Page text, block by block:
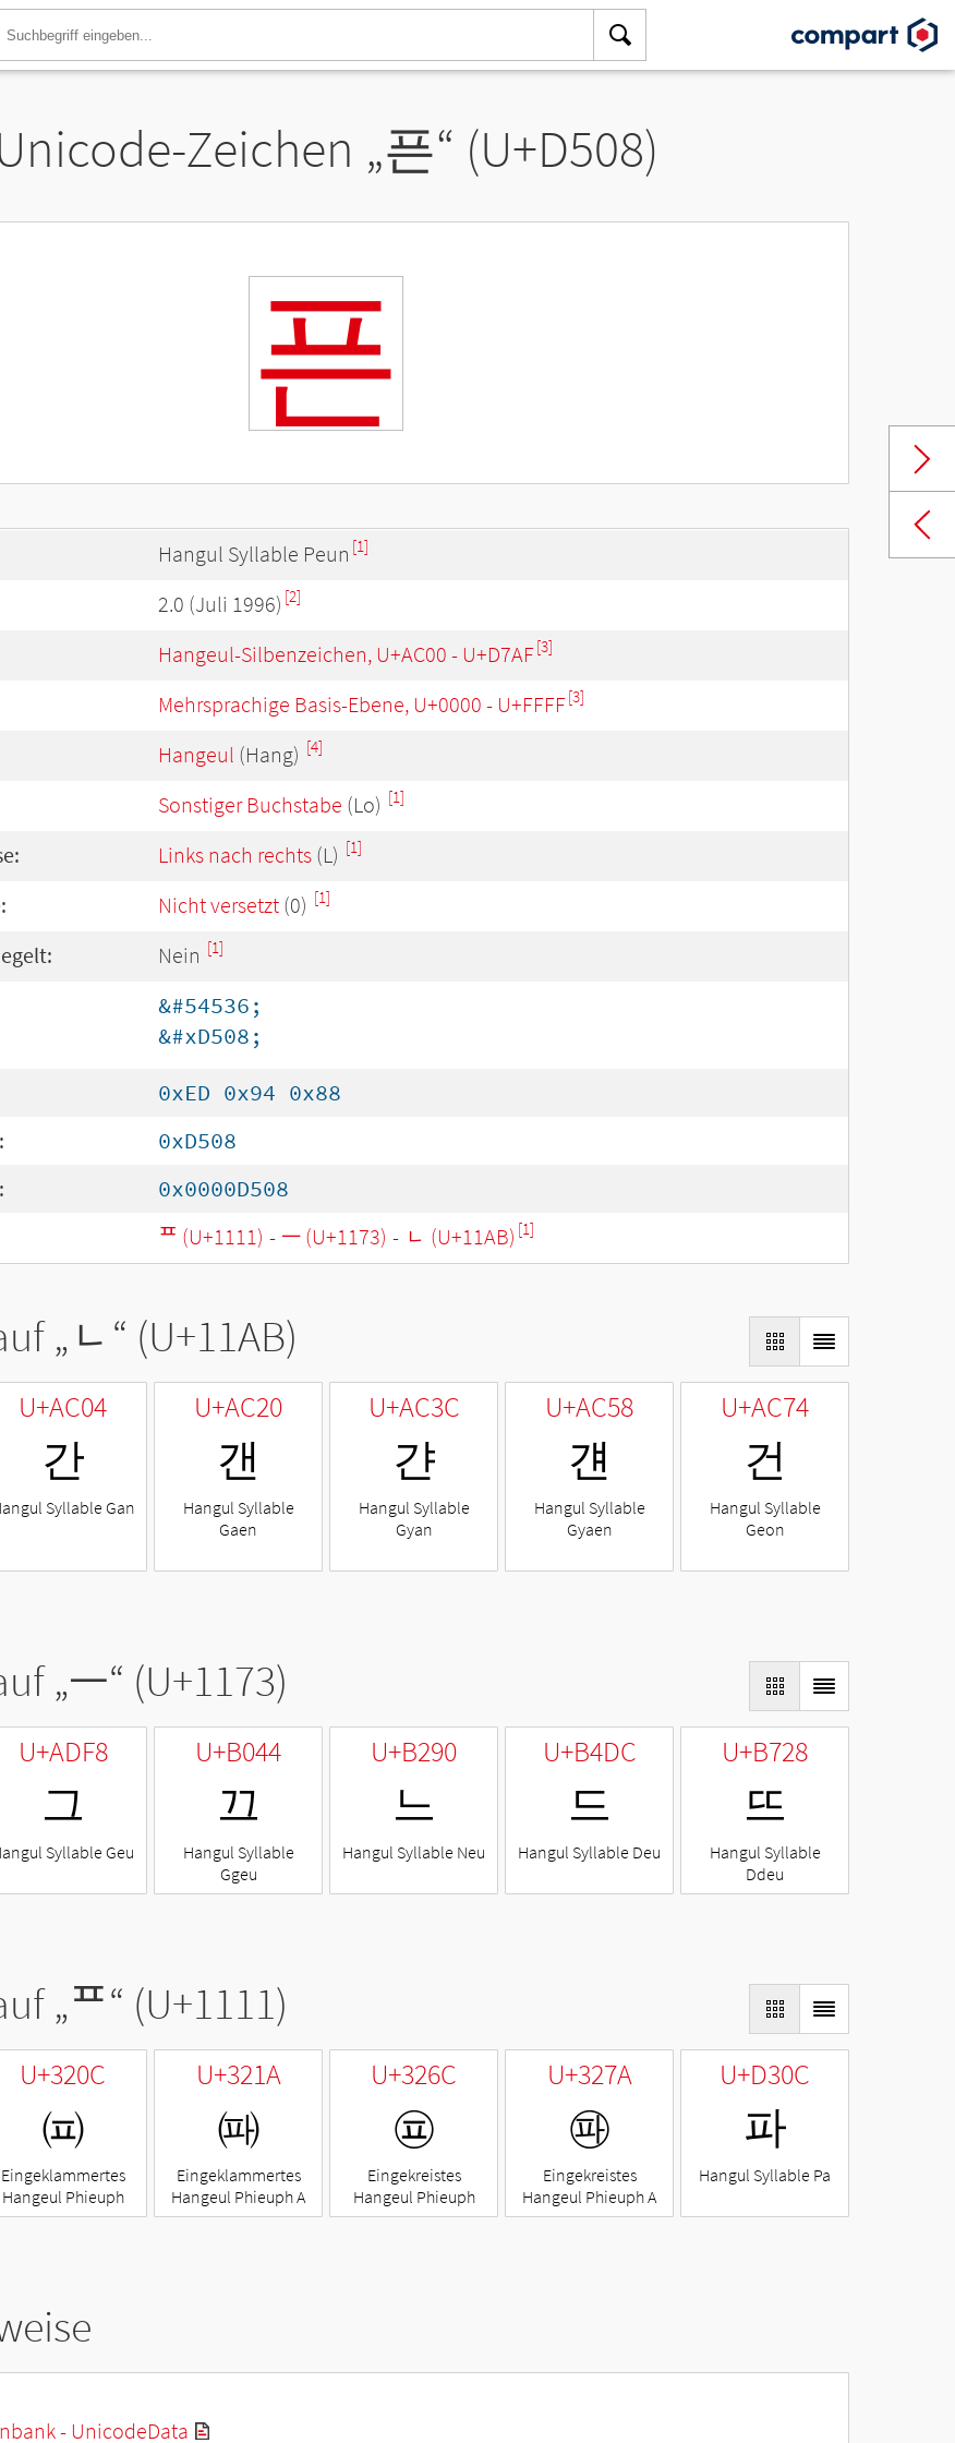
Zeichen „픈“ (U+D508)
픈
Hangul Syllable Peun [1]
2.0 (Juli 1996) [2]
Hangeul-Silbenzeichen, U+AC00 - U+D7AF[3]
Mehrsprachige Basis-Ebene, U+0000 - U+FFFF[3]
Hangeul (Hang) [4]
Sonstiger Buchstabe (Lo) [1]
Links nach rechts (L) [1]
Nicht versetzt (0) [1]
Nein [1]
&#54536;
&#xD508;
0xED 0x94 0x88
0xD508
0x0000D508
ᄑ (U+1111) - ᅳ (U+1173) - ᆫ (U+11AB) [1]
„ ᆫ “ (U+11AB)
U+AC04
간
Syllable Gan
U+AC20
갠
Hangul Syllable
Gaen
U+AC3C
갼
Hangul Syllable
Gyan
U+AC58
걘
Hangul Syllable
Gyaen
U+AC74
건
Hangul Syllable
Geon
„ᅳ“ (U+1173)
U+ADF8
그
Syllable Geu
U+B044
끄
Hangul Syllable
Ggeu
U+B290
느
Hangul Syllable Neu
U+B4DC
드
Hangul Syllable Deu
U+B728
뜨
Hangul Syllable
Ddeu
„ᄑ“ (U+1111)
U+320C
㈌
Eingeklammertes
Hangeul Phieuph
U+321A
㈚
Eingeklammertes
Hangeul Phieuph A
U+326C
㉬
Eingekreistes
Hangeul Phieuph
U+327A
㉺
Eingekreistes
Hangeul Phieuph A
U+D30C
파
Hangul Syllable Pa
- UnicodeData